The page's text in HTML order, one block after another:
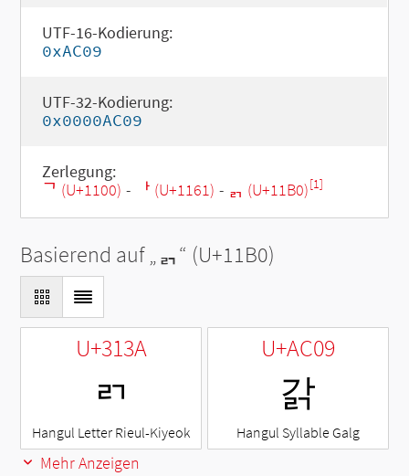
UTF-16-Kodierung:
0xAC09
UTF-32-Kodierung:
0x0000AC09
Zerlegung:
ᄀ (U+1100) - ᅡ (U+1161) - ᆰ (U+11B0)[1]
Basierend auf „ᆰ“ (U+11B0)
U+313A
ㄺ
Hangul Letter Rieul-Kiyeok
U+AC09
갉
Hangul Syllable Galg
Mehr Anzeigen